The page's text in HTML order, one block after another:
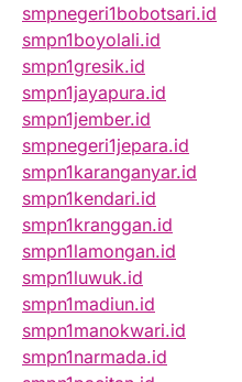
smpnegeri1bobotsari.id
smpn1boyolali.id
smpn1gresik.id
smpn1jayapura.id
smpn1jember.id
smpnegeri1jepara.id
smpn1karanganyar.id
smpn1kendari.id
smpn1kranggan.id
smpn1lamongan.id
smpn1luwuk.id
smpn1madiun.id
smpn1manokwari.id
smpn1narmada.id